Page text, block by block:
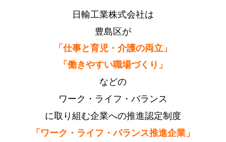
日輸工業株式会社は
豊島区が
「仕事と育児・介護の両立」
「働きやすい職場づくり」
などの
ワーク・ライフ・バランス
に取り組む企業への推進認定制度
「ワーク・ライフ・バランス推進企業」